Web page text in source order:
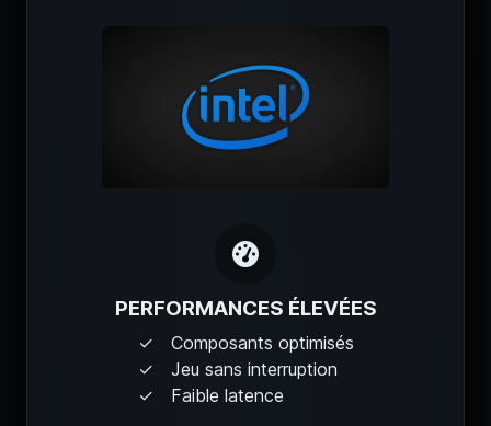
PERFORMANCES ÉLEVÉES
Composants optimisés
Jeu sans interruption
Faible latence